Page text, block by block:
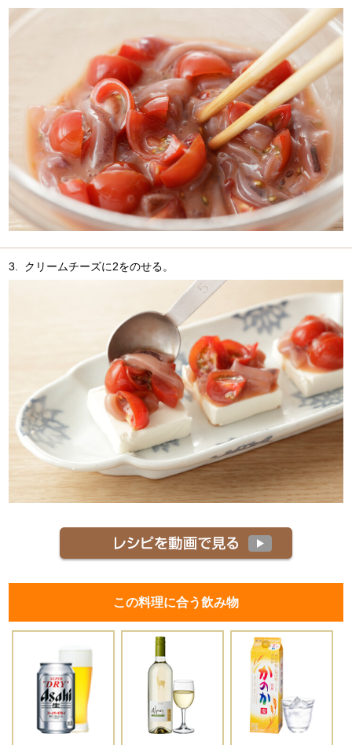
3. クリームチーズに2をのせる。
この料理に合う飲み物